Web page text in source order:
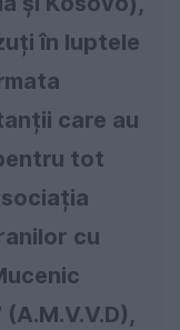
în luptele
care au
tot
cu